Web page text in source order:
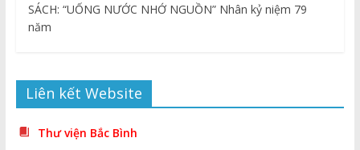
SÁCH: “UỐNG NƯỚC NHỚ NGUỒN” Nhân kỷ niệm 79
năm
Liên kết Website
Thư viện Bắc Bình